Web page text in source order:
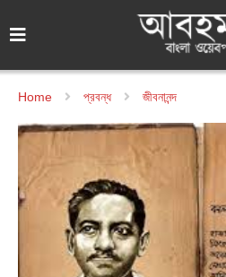
Home প্রবন্ধ জীবনানন্দ